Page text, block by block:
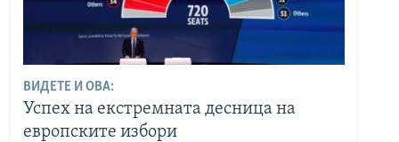
ВИДЕТЕ И ОВА:
Успех на екстремната десница на
европските избори